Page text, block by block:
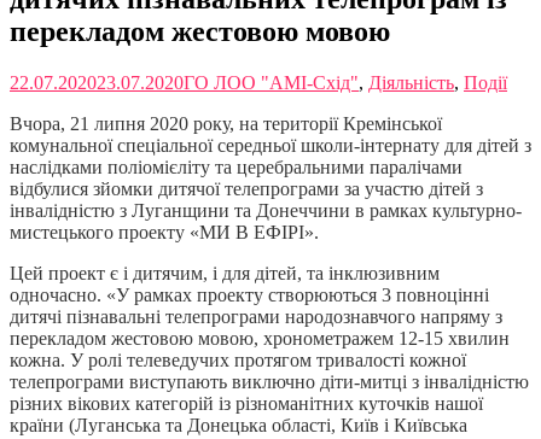
перекладом жестовою мовою
22.07.202023.07.2020ГО ЛОО "АМІ-Схід", Діяльність, Події
Вчора, 21 липня 2020 року, на території Кремінської
комунальної спеціальної середньої школи-інтернату для дітей з
наслідками поліомієліту та церебральними паралічами
відбулися зйомки дитячої телепрограми за участю дітей з
інвалідністю з Луганщини та Донеччини в рамках культурно-
мистецького проекту «МИ В ЕФІРІ».
Цей проект є і дитячим, і для дітей, та інклюзивним
одночасно. «У рамках проекту створюються 3 повноцінні
дитячі пізнавальні телепрограми народознавчого напряму з
перекладом жестовою мовою, хронометражем 12-15 хвилин
кожна. У ролі телеведучих протягом тривалості кожної
телепрограми виступають виключно діти-митці з інвалідністю
різних вікових категорій із різноманітних куточків нашої
країни (Луганська та Донецька області, Київ і Київська